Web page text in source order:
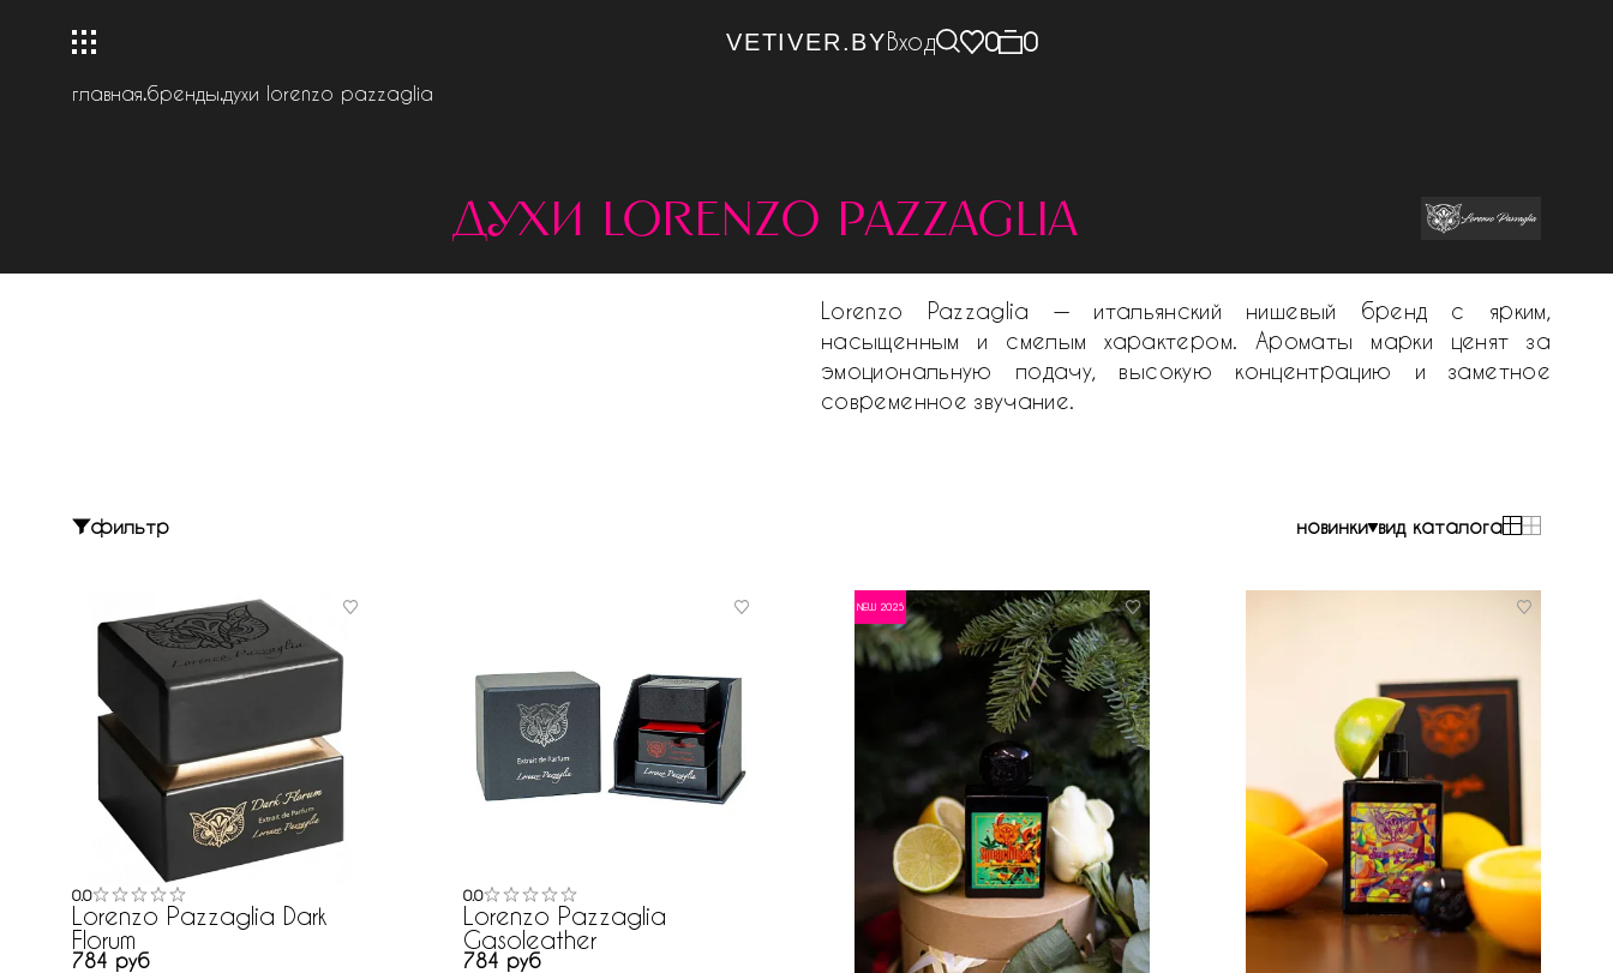
VETIVER.BYВход 0 0
главная.бренды.духи lorenzo pazzaglia
духи lorenzo pazzaglia
Lorenzo Pazzaglia — итальянский нишевый бренд с ярким,
насыщенным и смелым характером. Ароматы марки ценят за
эмоциональную подачу, высокую концентрацию и заметное
современное звучание.
фильтр новинки вид каталога
0.0
Lorenzo Pazzaglia Dark
Florum
784 руб
0.0
Lorenzo Pazzaglia
Gasoleather
784 руб
NEW 2025